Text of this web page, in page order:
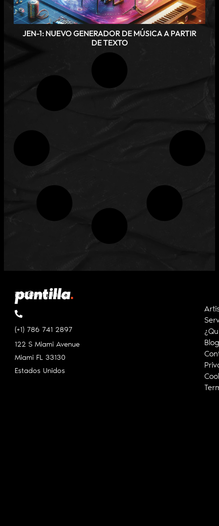
JEN-1: NUEVO GENERADOR DE MÚSICA A PARTIR
DE TEXTO
info@puntilla.us
(+1) 786 741 2897
122 S Miami Avenue
Miami FL 33130
Estados Unidos